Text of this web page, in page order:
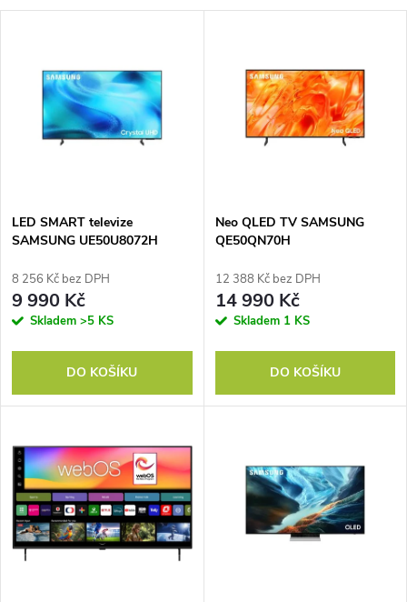
a
p
r
o
u
k
t
ů
Nejprodávanější
Abecedně
s
p
r
o
d
u
k
t
ů
LED SMART televize
SAMSUNG UE50U8072H
8 256 Kč bez DPH
9 990 Kč
Skladem >5 KS
DO KOŠÍKU
Neo QLED TV SAMSUNG
QE50QN70H
12 388 Kč bez DPH
14 990 Kč
Skladem 1 KS
DO KOŠÍKU